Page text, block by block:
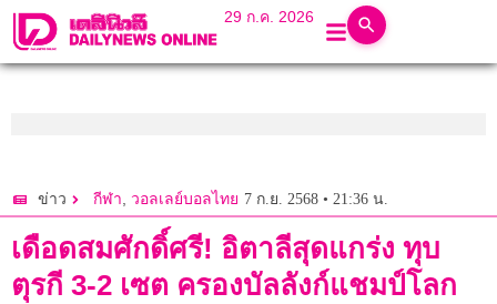
29 ก.ค. 2026
ข่าว กีฬา, วอลเลย์บอลไทย 7 ก.ย. 2568 • 21:36 น.
เดือดสมศักดิ์ศรี! อิตาลีสุดแกร่ง ทุบ
ตุรกี 3-2 เซต ครองบัลลังก์แชมป์โลก